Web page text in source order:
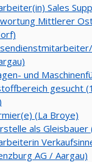
Sales
Mittlerer
und
gesucht
(La Broye)
als
AG / Aargau)